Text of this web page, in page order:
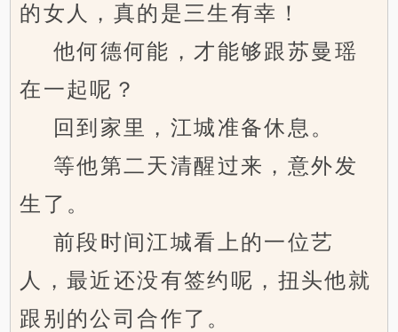
的女人，真的是三生有幸！
他何德何能，才能够跟苏曼瑶
在一起呢？
回到家里，江城准备休息。
等他第二天清醒过来，意外发
生了。
前段时间江城看上的一位艺
人，最近还没有签约呢，扭头他就
跟别的公司合作了。